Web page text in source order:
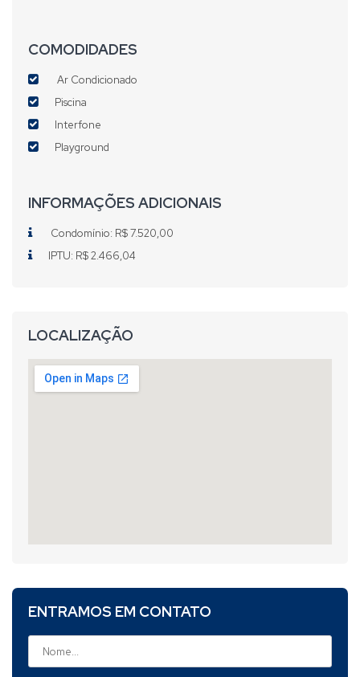
COMODIDADES
Ar Condicionado
Piscina
Interfone
Playground
INFORMAÇÕES ADICIONAIS
Condomínio: R$ 7.520,00
IPTU: R$ 2.466,04
LOCALIZAÇÃO
ENTRAMOS EM CONTATO